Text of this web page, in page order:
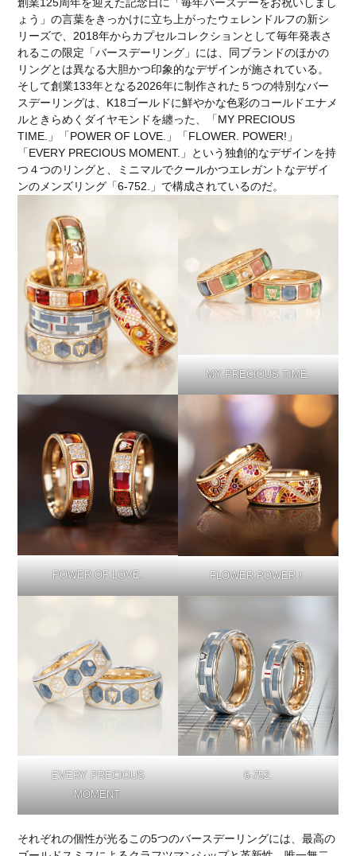
ょう」の言葉をきっかけに立ち上がったウェレンドルフの新シ
リーズで、2018年からカプセルコレクションとして毎年発表さ
れるこの限定「バースデーリング」には、同ブランドのほかの
リングとは異なる大胆かつ印象的なデザインが施されている。
そして創業133年となる2026年に制作された５つの特別なバー
スデーリングは、K18ゴールドに鮮やかな色彩のコールドエナメ
ルときらめくダイヤモンドを纏った、「MY PRECIOUS
TIME.」「POWER OF LOVE.」「FLOWER. POWER!」
「EVERY PRECIOUS MOMENT.」という独創的なデザインを持
つ４つのリングと、ミニマルでクールかつエレガントなデザイ
ンのメンズリング「6-752.」で構成されているのだ。
MY PRECIOUS TIME.
POWER OF LOVE. FLOWER.POWER！
EVERY PRECIOUS
MOMENT.
6-752.
それぞれの個性が光るこの5つのバースデーリングには、最高の
検索